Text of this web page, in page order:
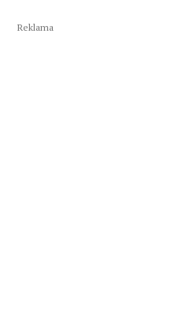
Reklama